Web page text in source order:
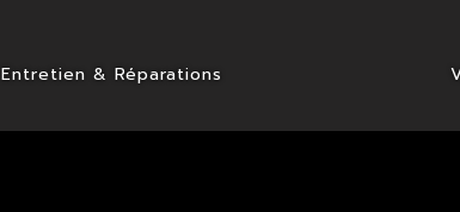
Entretien & Réparations